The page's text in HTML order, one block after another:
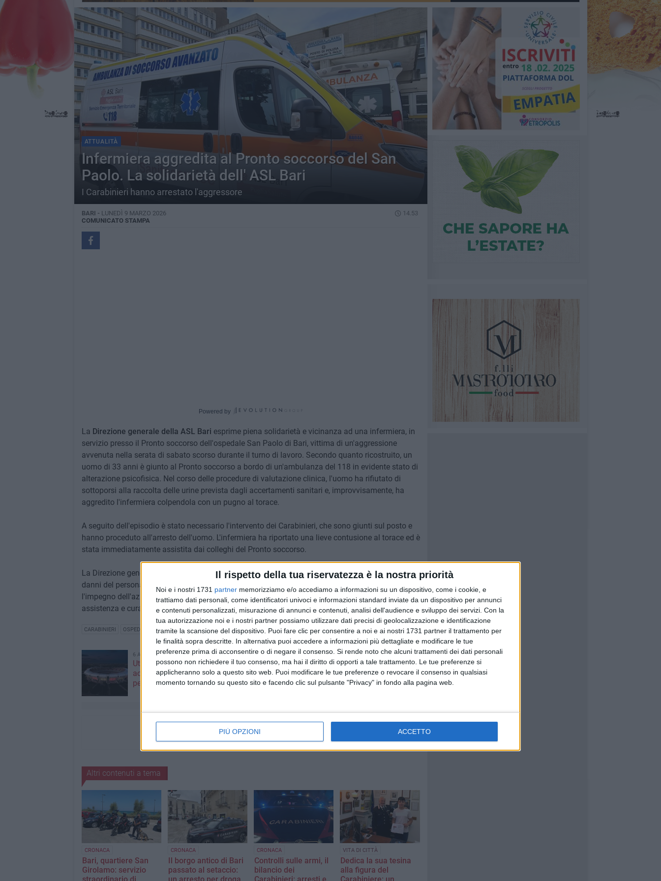
Il rispetto della tua riservatezza è la nostra priorità
Noi e i nostri 1731 partner memorizziamo e/o accediamo a informazioni su un dispositivo, come i cookie, e
trattiamo dati personali, come identificatori univoci e informazioni standard inviate da un dispositivo per annunci
e contenuti personalizzati, misurazione di annunci e contenuti, analisi dell'audience e sviluppo dei servizi. Con la
tua autorizzazione noi e i nostri partner possiamo utilizzare dati precisi di geolocalizzazione e identificazione
tramite la scansione del dispositivo. Puoi fare clic per consentire a noi e ai nostri 1731 partner il trattamento per
le finalità sopra descritte. In alternativa puoi accedere a informazioni più dettagliate e modificare le tue
preferenze prima di acconsentire o di negare il consenso. Si rende noto che alcuni trattamenti dei dati personali
possono non richiedere il tuo consenso, ma hai il diritto di opporti a tale trattamento. Le tue preferenze si
applicheranno solo a questo sito web. Puoi modificare le tue preferenze o revocare il consenso in qualsiasi
momento tornando su questo sito e facendo clic sul pulsante "Privacy" in fondo alla pagina web.
PIÙ OPZIONI ACCETTO
ATTUALITÀ
Infermiera aggredita al Pronto soccorso del San
Paolo. La solidarietà dell' ASL Bari
I Carabinieri hanno arrestato l'aggressore
BARI - LUNEDÌ 9 MARZO 2026
14.53
COMUNICATO STAMPA
Powered by
La Direzione generale della ASL Bari esprime piena solidarietà e vicinanza ad una infermiera, in
servizio presso il Pronto soccorso dell'ospedale San Paolo di Bari, vittima di un'aggressione
avvenuta nella serata di sabato scorso durante il turno di lavoro. Secondo quanto ricostruito, un
uomo di 33 anni è giunto al Pronto soccorso a bordo di un'ambulanza del 118 in evidente stato di
alterazione psicofisica. Nel corso delle procedure di valutazione clinica, l'uomo ha rifiutato di
sottoporsi alla raccolta delle urine prevista dagli accertamenti sanitari e, improvvisamente, ha
aggredito l'infermiera colpendola con un pugno al torace.
A seguito dell'episodio è stato necessario l'intervento dei Carabinieri, che sono giunti sul posto e
hanno proceduto all'arresto dell'uomo. L'infermiera ha riportato una lieve contusione al torace ed è
stata immediatamente assistita dai colleghi del Pronto soccorso.
La Direzione generale della ASL Bari condanna con fermezza l'ennesimo episodio di violenza ai
danni del personale sanitario e rinnova piena vicinanza alla professionista aggredita, ribadendo
l'impegno dell'azienda a tutelare chi ogni giorno opera nei servizi di emergenza per garantire
assistenza e cura ai cittadini.
CARABINIERI OSPEDALE SAN PAOLO
6 AGOSTO 2026
Utilizzo stadio San Nicola:
accordo tra SSC Bari e Comune
per tre mesi
6 AGOSTO 2026
Segnalati colpi di pistola a
Japigia, ma i bossoli non si
trovano
Altri contenuti a tema
CRONACA
Bari, quartiere San
Girolamo: servizio
CRONACA
Il borgo antico di Bari
passato al setaccio:
CRONACA
Controlli sulle armi, il
bilancio dei
VITA DI CITTÀ
Dedica la sua tesina
alla figura del